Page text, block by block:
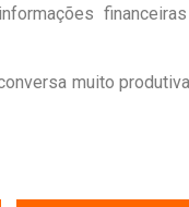
muito